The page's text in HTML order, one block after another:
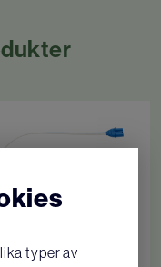
typer av